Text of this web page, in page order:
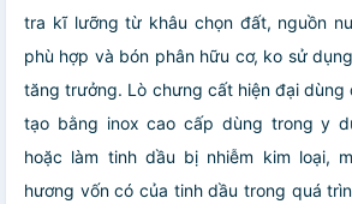
tra kĩ lưỡng từ khâu chọn đất, nguồn
phù hợp và bón phân hữu cơ, ko sử
tăng trưởng. Lò chưng cất hiện đại
tạo bằng inox cao cấp dùng trong y
hoặc làm tinh dầu bị nhiễm kim loại,
hương vốn có của tinh dầu trong quá